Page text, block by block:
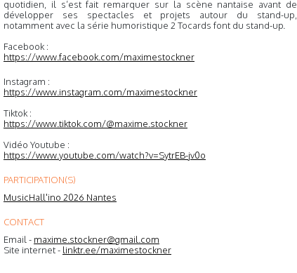
quotidien, il s’est fait remarquer sur la scène nantaise avant de
développer ses spectacles et projets autour du stand-up,
notamment avec la série humoristique 2 Tocards font du stand-up.
Facebook :
https://www.facebook.com/maximestockner
Instagram :
https://www.instagram.com/maximestockner
Tiktok :
https://www.tiktok.com/@maxime.stockner
Vidéo Youtube :
https://www.youtube.com/watch?v=SytrEB-jv0o
PARTICIPATION(S)
MusicHall'ino 2026 Nantes
CONTACT
Email - maxime.stockner@gmail.com
Site internet - linktr.ee/maximestockner